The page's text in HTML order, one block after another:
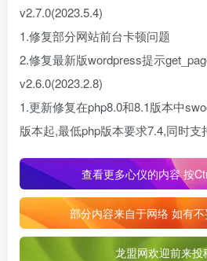
v2.7.0(2023.5.4)
1.修复部分网站前台卡顿问题
2.修复最新版wordpress提示
v2.6.0(2023.2.8)
1.更新修复在php8.0和8.1版本中
版本起,最低php版本要求7.4,同时支
查看更多心仪的内容 按
部分内容来自于网络 如有
龙盟网欢迎前来投